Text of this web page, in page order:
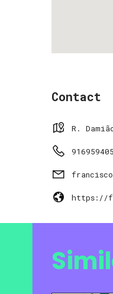
Contact
R.
916959405
https://